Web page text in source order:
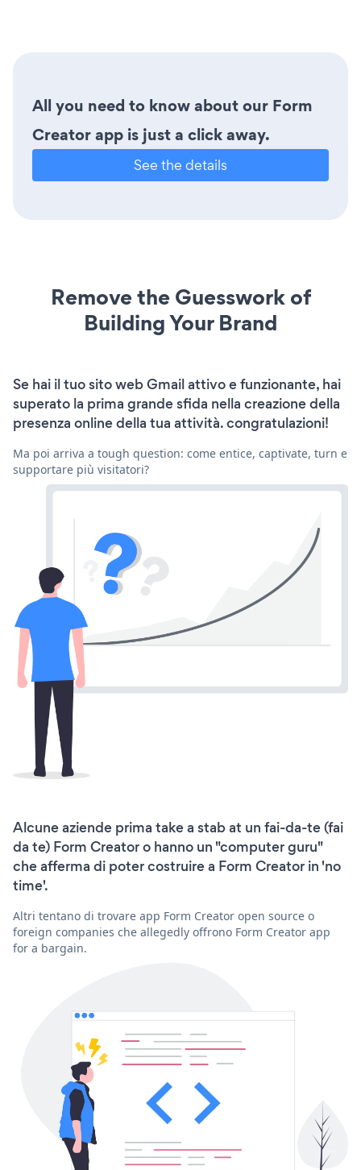
All you need to know about our Form
Creator app is just a click away.
See the details
Remove the Guesswork of
Building Your Brand
Se hai il tuo sito web Gmail attivo e funzionante, hai
superato la prima grande sfida nella creazione della
presenza online della tua attività. congratulazioni!
Ma poi arriva a tough question: come entice, captivate, turn e
supportare più visitatori?
Alcune aziende prima take a stab at un fai-da-te (fai
da te) Form Creator o hanno un "computer guru"
che afferma di poter costruire a Form Creator in 'no
time'.
Altri tentano di trovare app Form Creator open source o
foreign companies che allegedly offrono Form Creator app
for a bargain.